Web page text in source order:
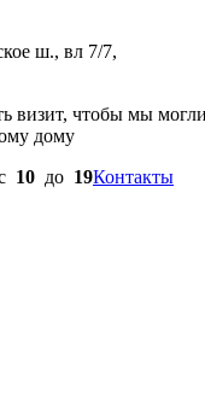
ш., вл 7/7,
визит, чтобы мы
дому
10 до 19Контакты